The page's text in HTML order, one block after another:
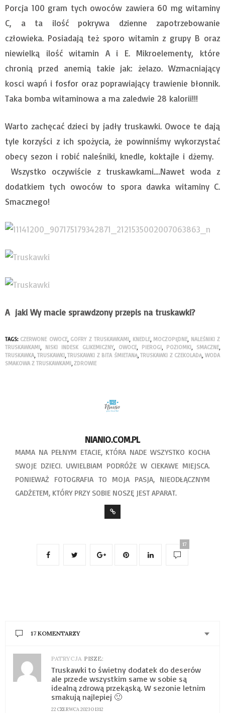
Porcja 100 gram tych owoców zawiera 60 mg witaminy
C, a ta ilość pokrywa dzienne zapotrzebowanie
człowieka. Posiadają też sporo witamin z grupy B oraz
niewielką ilość witamin A i E. Mikroelementy, które
chronią przed anemią takie jak: żelazo. Wzmacniający
kosci wapń i fosfor oraz poprawiający trawienie błonnik.
Taka bomba witaminowa a ma zaledwie 28 kalorii!!!
Warto zachęcać dzieci by jadły truskawki. Owoce te dają
tyle korzyści z ich spożycia, że powinniśmy wykorzystać
obecy sezon i robić naleśniki, knedle, koktajle i dżemy.
Wszystko oczywiście z truskawkami….Nawet woda z
dodatkiem tych owoców to spora dawka witaminy C.
Smacznego!
A jaki Wy macie sprawdzony przepis na truskawki?
TAGS: CZERWONE OWOCE, GOFRY Z TRUSKAWKAMI, KNEDLE, MOCZOPĘDNE, NALEŚNIKI Z
TRUSKAWKAMI, NISKI INDESK GLIKEMICZNY, OWOCE, PIEROGI, POZIOMKI, SMACZNE,
TRUSKAWKA, TRUSKAWKI,TRUSKAWKI Z BITA ŚMIETANĄ,TRUSKAWKI Z CZEKOLADĄ,WODA
SMAKOWA Z TRUSKAWKAMI,ZDROWIE
NIANIO.COM.PL
MAMA NA PEŁNYM ETACIE, KTÓRA NADE WSZYSTKO KOCHA
SWOJE DZIECI. UWIELBIAM PODRÓŻE W CIEKAWE MIEJSCA.
PONIEWAŻ FOTOGRAFIA TO MOJA PASJA, NIEODŁĄCZNYM
GADŻETEM, KTÓRY PRZY SOBIE NOSZĘ JEST APARAT.
17
17 KOMENTARZY
PATRYCJA PISZE:
22 CZERWCA 2023 O 13:12
Truskawki to świetny dodatek do deserów
ale przede wszystkim same w sobie są
idealną zdrową przekąską. W sezonie letnim
smakują najlepiej 🙂